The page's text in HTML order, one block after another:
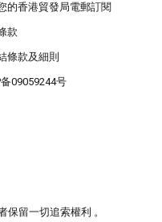
的香港貿發局電郵訂閱
款
條款及細則
备09059244号
保留一切追索權利 。